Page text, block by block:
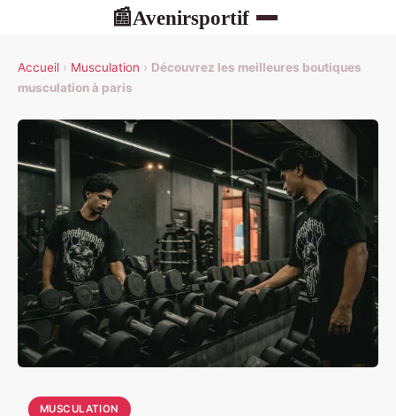
📰Avenirsportif
Accueil › Musculation › Découvrez les meilleures boutiques
musculation à paris
MUSCULATION